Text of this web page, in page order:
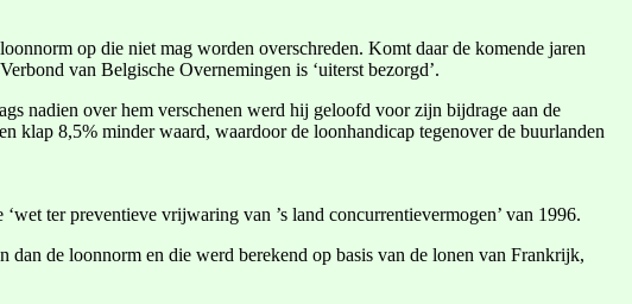
op die niet mag worden overschreden. Komt daar de komende jaren
van Belgische Overnemingen is ‘uiterst bezorgd’.
nadien over hem verschenen werd hij geloofd voor zijn bijdrage aan de
klap 8,5% minder waard, waardoor de loonhandicap tegenover de buurlanden
ter preventieve vrijwaring van ’s land concurrentievermogen’ van 1996.
de loonnorm en die werd berekend op basis van de lonen van Frankrijk,